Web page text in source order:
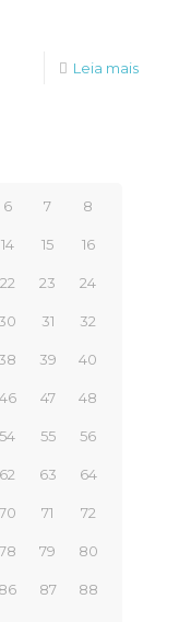
Leia mais
6 7 8
14 15 16
22 23 24
30 31 32
38 39 40
46 47 48
54 55 56
62 63 64
70 71 72
78 79 80
86 87 88